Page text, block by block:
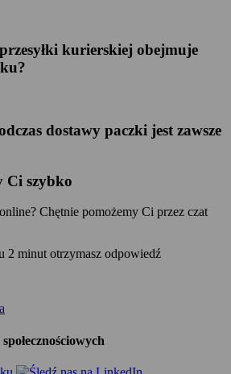
kurierskiej obejmuje
dostawy paczki jest zawsze
Ci szybko
Chętnie pomożemy Ci przez czat
2 minut otrzymasz odpowiedź